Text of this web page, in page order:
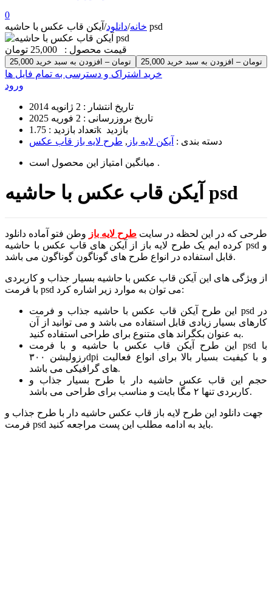
0
خانه/دانلود/ آیکن قاب عکس با حاشیه psd
قیمت محصول : 25,000 تومان
25,000 تومان – افزودن به سبد خرید
خرید اشتراک و دسترسی به تمام فایل ها
ورود
تاریخ انتشار : 2 ژانویه 2014
تاریخ بروزرسانی : 2 فوریه 2025
تعداد بازدید :
1.75k بازدید
دسته بندی : آیکن لایه باز , طرح لایه باز قاب عکس
میانگین امتیاز این محصول است .
آیکن قاب عکس با حاشیه psd
طرحی که در این لحظه در سایت طرح لایه باز وطن فتو آماده دانلود
کرده ایم یک طرح لایه باز از آیکن های قاب عکس با حاشیه psd و
قابل استفاده در انواع طرح های گوناگون گوناگون می باشد.
از ویژگی های این آیکن قاب عکس با حاشیه بسیار جذاب و کاربردی
با فرمت psd می توان به موارد زیر اشاره کرد:
این طرح آیکن قاب عکس با حاشیه جذاب و فرمت psd در
کارهای بسیار زیادی قابل استفاده می باشد و می توانید از آن
به عنوان بکگراند های متنوع برای طراحی استفاده کنید.
این طرح آیکن قاب عکس با حاشیه و با فرمت psd با
رزولیشن ۳۰۰dpi و با کیفیت بسیار بالا برای انواع فعالیت
های گرافیکی می باشد.
حجم این قاب عکس حاشیه دار با طرح بسیار جذاب و
کاربردی تنها ۲ مگا بایت و مناسب برای طراحی می باشد.
جهت دانلود این طرح لایه باز قاب عکس حاشیه دار با طرح جذاب و
فرمت psd باید به ادامه مطلب این پست مراجعه کنید.